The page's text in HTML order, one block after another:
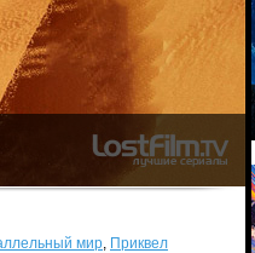
мир, Приквел